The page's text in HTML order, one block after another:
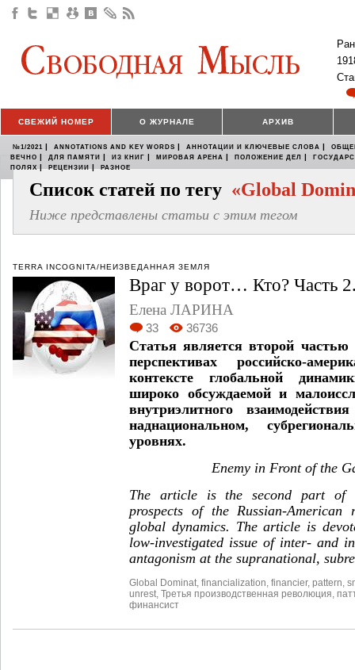
СВЕЖИЙ НОМЕР О ЖУРНАЛЕ АРХИВ
№1/2021 | ANNOTATIONS AND KEY WORDS | АННОТАЦИИ И КЛЮЧЕВЫЕ СЛОВА |
ВЕЧНО | ДЛЯ ПАМЯТИ | ИЗ КНИГ | МИРОВАЯ АРЕНА | ПОЛОЖЕНИЕ ДЕЛ |
ПОЛЯХ | РЕЦЕНЗИИ | РАЗНОЕ
Список статей по тегу «Global
Ниже представлены статьи с этим тегом
TERRA INCOGNITA/НЕИЗВЕДАННАЯ ЗЕМЛЯ
Враг у ворот… Кто? Часть
Елена ЛАРИНА
33 36736
Статья является второй частью
перспективах российско-
контексте глобальной
широко обсуждаемой и
внутриэлитного
наднациональном,
уровнях.
Enemy in Front of the
The article is the second part of
prospects of the Russian-
global dynamics. The article is
low-investigated issue of inter- and
antagonism at the supranational,
Global Dominat financialization financier, pattern
unrest Третья производственная революция
финансист